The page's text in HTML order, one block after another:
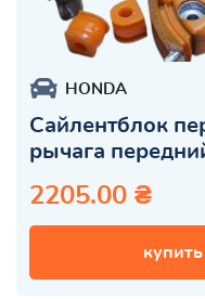
HONDA
Сайлентблок
рычага
2205.00 ₴